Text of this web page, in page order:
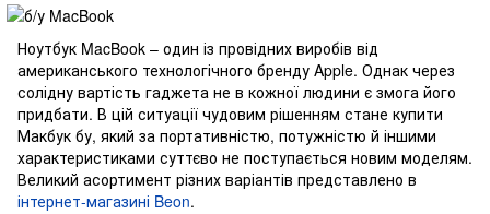
Ноутбук MacBook – один із провідних виробів від
американського технологічного бренду Apple. Однак через
солідну вартість гаджета не в кожної людини є змога його
придбати. В цій ситуації чудовим рішенням стане купити
Макбук бу, який за портативністю, потужністю й іншими
характеристиками суттєво не поступається новим моделям.
Великий асортимент різних варіантів представлено в
інтернет-магазині Beon.